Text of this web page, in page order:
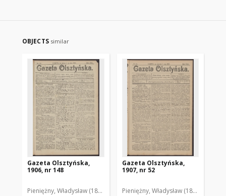
OBJECTS similar
Gazeta Olsztyńska,
1906, nr 148
Pieniężny, Władysław (1880–1940). Red.
Gazeta Olsztyńska,
1907, nr 52
Pieniężny, Władysław (1880–1940).